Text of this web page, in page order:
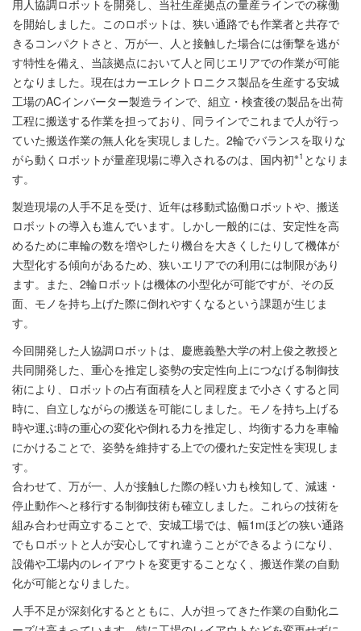
用人協調ロボットを開発し、当社生産拠点の量産ラインでの稼働
を開始しました。このロボットは、狭い通路でも作業者と共存で
きるコンパクトさと、万が一、人と接触した場合には衝撃を逃が
す特性を備え、当該拠点において人と同じエリアでの作業が可能
となりました。現在はカーエレクトロニクス製品を生産する安城
工場のACインバーター製造ラインで、組立・検査後の製品を出荷
工程に搬送する作業を担っており、同ラインでこれまで人が行っ
ていた搬送作業の無人化を実現しました。2輪でバランスを取りな
がら動くロボットが量産現場に導入されるのは、国内初※1 となりま
す。
製造現場の人手不足を受け、近年は移動式協働ロボットや、搬送
ロボットの導入も進んでいます。しかし一般的には、安定性を高
めるために車輪の数を増やしたり機台を大きくしたりして機体が
大型化する傾向があるため、狭いエリアでの利用には制限があり
ます。また、2輪ロボットは機体の小型化が可能ですが、その反
面、モノを持ち上げた際に倒れやすくなるという課題が生じま
す。
今回開発した人協調ロボットは、慶應義塾大学の村上俊之教授と
共同開発した、重心を推定し姿勢の安定性向上につなげる制御技
術により、ロボットの占有面積を人と同程度まで小さくすると同
時に、自立しながらの搬送を可能にしました。モノを持ち上げる
時や運ぶ時の重心の変化や倒れる力を推定し、均衡する力を車輪
にかけることで、姿勢を維持する上での優れた安定性を実現しま
す。
合わせて、万が一、人が接触した際の軽い力も検知して、減速・
停止動作へと移行する制御技術も確立しました。これらの技術を
組み合わせ両立することで、安城工場では、幅1mほどの狭い通路
でもロボットと人が安心してすれ違うことができるようになり、
設備や工場内のレイアウトを変更することなく、搬送作業の自動
化が可能となりました。
人手不足が深刻化するとともに、人が担ってきた作業の自動化ニ